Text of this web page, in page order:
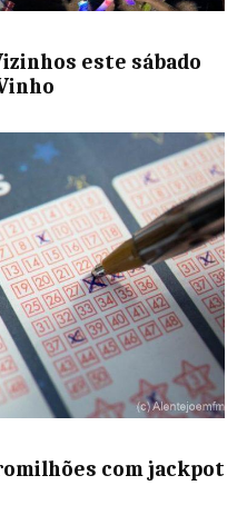
este sábado
com jackpot